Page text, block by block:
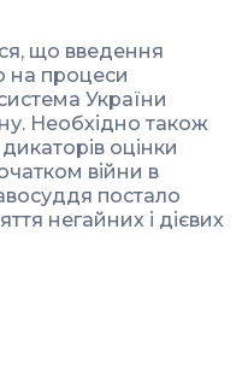
що введення
на процеси
України
Необхідно також
оцінки
війни в
постало
негайних і дієвих